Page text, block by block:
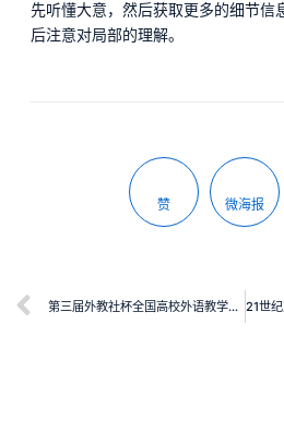
先听懂大意，然后获取更多的细节信
后注意对局部的理解。
赞 微海报
第三届外教社杯全国高校外语教学大赛（英语专业组）总决赛获奖教师教学风采